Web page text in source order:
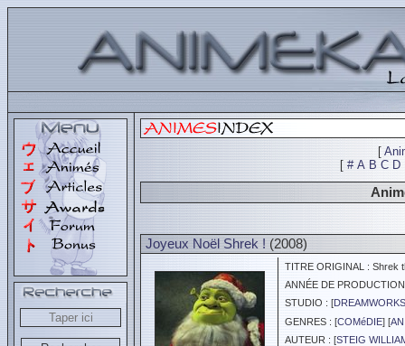
[
[ # A B C D
Joyeux Noël Shrek ! (2008)
TITRE ORIGINAL : Shrek
ANNÉE DE
STUDIO : [
GENRES : [COMéDIE] [
AUTEUR : [STEIG